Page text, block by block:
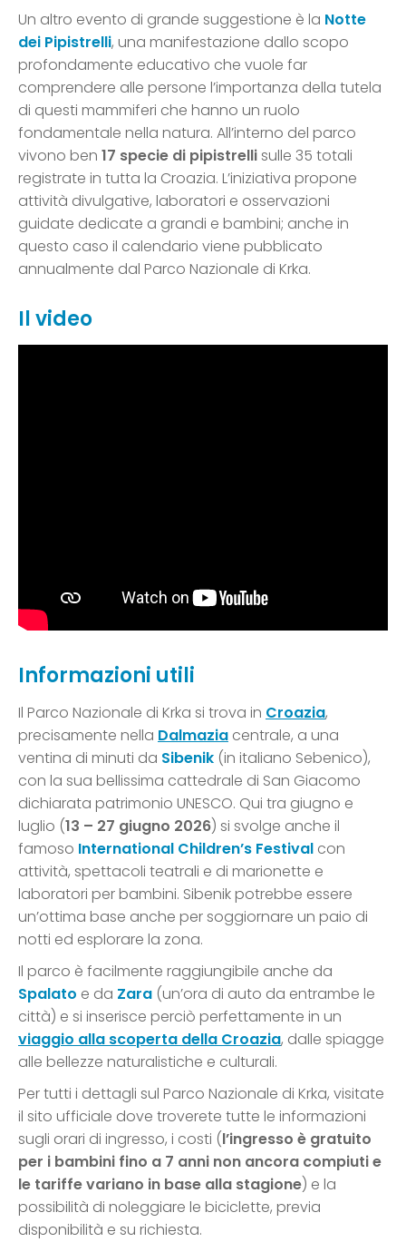
Un altro evento di grande suggestione è la Notte
dei Pipistrelli, una manifestazione dallo scopo
profondamente educativo che vuole far
comprendere alle persone l’importanza della tutela
di questi mammiferi che hanno un ruolo
fondamentale nella natura. All’interno del parco
vivono ben 17 specie di pipistrellisulle 35 totali
registrate in tutta la Croazia. L’iniziativa propone
attività divulgative, laboratori e osservazioni
guidate dedicate a grandi e bambini; anche in
questo caso il calendario viene pubblicato
annualmente dal Parco Nazionale di Krka.
Il video
Informazioni utili
Il Parco Nazionale di Krka si trova in Croazia,
precisamente nella Dalmazia centrale, a una
ventina di minuti da Sibenik (in italiano Sebenico),
con la sua bellissima cattedrale di San Giacomo
dichiarata patrimonio UNESCO. Qui tra giugno e
luglio (13 – 27 giugno 2026) si svolge anche il
famoso International Children’s Festival con
attività, spettacoli teatrali e di marionette e
laboratori per bambini. Sibenik potrebbe essere
un’ottima base anche per soggiornare un paio di
notti ed esplorare la zona.
Il parco è facilmente raggiungibile anche da
Spalato e da Zara (un’ora di auto da entrambe le
città) e si inserisce perciò perfettamente in un
viaggio alla scoperta della Croazia, dalle spiagge
alle bellezze naturalistiche e culturali.
Per tutti i dettagli sul Parco Nazionale di Krka, visitate
il sito ufficiale dove troverete tutte le informazioni
sugli orari di ingresso, i costi (l’ingresso è gratuito
per i bambini fino a 7 anni non ancora compiuti e
le tariffe variano in base alla stagione) e la
possibilità di noleggiare le biciclette, previa
disponibilità e su richiesta.